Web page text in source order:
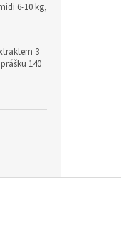
6-10 kg,
3
140